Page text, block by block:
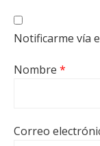
Notificarme vía
Nombre *
Correo